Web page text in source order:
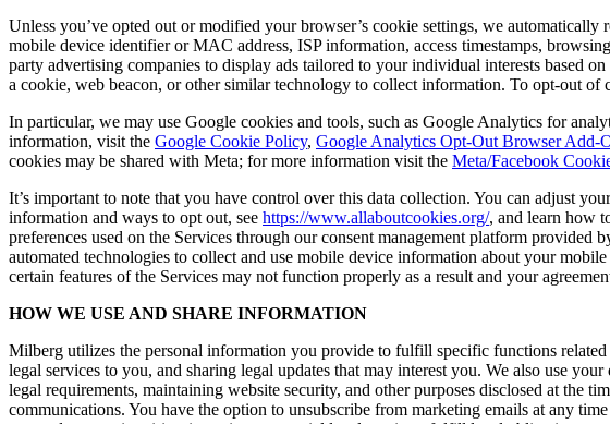
Unless you’ve opted out or modified your browser’s cookie settings, we
mobile device identifier or MAC address, ISP information, access timestamps,
party advertising companies to display ads tailored to your individual interests based
a cookie, web beacon, or other similar technology to collect information. To opt-out of
In particular, we may use Google cookies and tools, such as Google Analytics for
information, visit the Google Cookie Policy, Google Analytics Opt-Out Browser Add-
cookies may be shared with Meta; for more information visit the Meta/Facebook
It’s important to note that you have control over this data collection. You can adjust
information and ways to opt out, see https://www.allaboutcookies.org/, and learn how
preferences used on the Services through our consent management platform
automated technologies to collect and use mobile device information about your
certain features of the Services may not function properly as a result and your
HOW WE USE AND SHARE INFORMATION
Milberg utilizes the personal information you provide to fulfill specific functions
legal services to you, and sharing legal updates that may interest you. We also use
legal requirements, maintaining website security, and other purposes disclosed at
communications. You have the option to unsubscribe from marketing emails at any